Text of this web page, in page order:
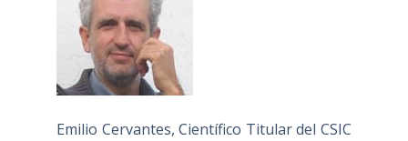
Emilio Cervantes, Científico Titular del CSIC